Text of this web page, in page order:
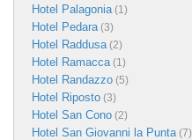
Hotel Palagonia(1)
Hotel Pedara(3)
Hotel Raddusa(2)
Hotel Ramacca(1)
Hotel Randazzo (5)
Hotel Riposto (3)
Hotel San Cono (2)
Hotel San Giovanni la Punta(7)